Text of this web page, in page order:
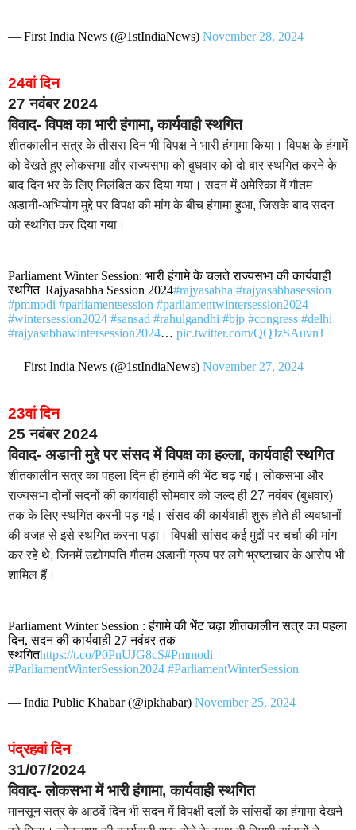
— First India News (@1stIndiaNews) November 28, 2024
24वां दिन
27 नवंबर 2024
विवाद- विपक्ष का भारी हंगामा, कार्यवाही स्थगित
शीतकालीन सत्र के तीसरा दिन भी विपक्ष ने भारी हंगामा किया। विपक्ष के हंगामें
को देखते हुए लोकसभा और राज्यसभा को बुधवार को दो बार स्थगित करने के
बाद दिन भर के लिए निलंबित कर दिया गया। सदन में अमेरिका में गौतम
अडानी-अभियोग मुद्दे पर विपक्ष की मांग के बीच हंगामा हुआ, जिसके बाद सदन
को स्थगित कर दिया गया।
Parliament Winter Session: भारी हंगामे के चलते राज्यसभा की कार्यवाही
स्थगित |Rajyasabha Session 2024#rajyasabha #rajyasabhasession
#pmmodi #parliamentsession #parliamentwintersession2024
#wintersession2024 #sansad #rahulgandhi #bjp #congress #delhi
#rajyasabhawintersession2024… pic.twitter.com/QQJzSAuvnJ
— First India News (@1stIndiaNews) November 27, 2024
23वां दिन
25 नवंबर 2024
विवाद- अडानी मुद्दे पर संसद में विपक्ष का हल्ला, कार्यवाही स्थगित
शीतकालीन सत्र का पहला दिन ही हंगामें की भेंट चढ़ गई। लोकसभा और
राज्यसभा दोनों सदनों की कार्यवाही सोमवार को जल्द ही 27 नवंबर (बुधवार)
तक के लिए स्थगित करनी पड़ गई। संसद की कार्यवाही शुरू होते ही व्यवधानों
की वजह से इसे स्थगित करना पड़ा। विपक्षी सांसद कई मुद्दों पर चर्चा की मांग
कर रहे थे, जिनमें उद्योगपति गौतम अडानी ग्रुप पर लगे भ्रष्टाचार के आरोप भी
शामिल हैं।
Parliament Winter Session : हंगामे की भेंट चढ़ा शीतकालीन सत्र का पहला
दिन, सदन की कार्यवाही 27 नवंबर तक
स्थगितhttps://t.co/P0PnUJG8cS#Pmmodi
#ParliamentWinterSession2024 #ParliamentWinterSession
— India Public Khabar (@ipkhabar) November 25, 2024
पंद्रहवां दिन
31/07/2024
विवाद- लोकसभा में भारी हंगामा, कार्यवाही स्थगित
मानसून सत्र के आठवें दिन भी सदन में विपक्षी दलों के सांसदों का हंगामा देखने